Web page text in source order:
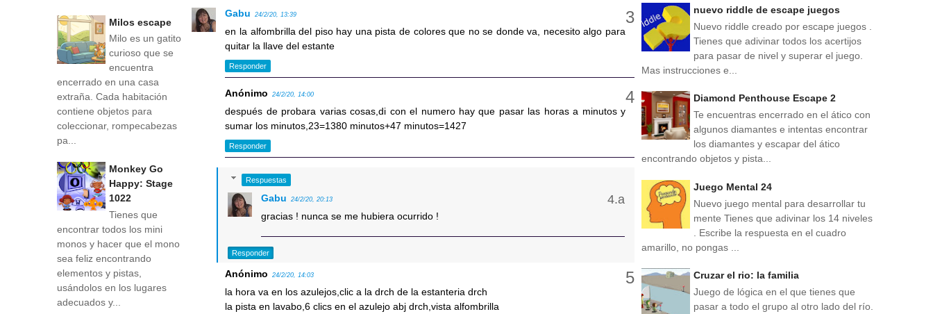
Gabu 24/2/20, 13:39
en la alfombrilla del piso hay una pista de colores que no se donde va, necesito algo para
quitar la llave del estante
Responder
Anónimo 24/2/20, 14:00
después de probara varias cosas,di con el numero hay que pasar las horas a minutos y
sumar los minutos,23=1380 minutos+47 minutos=1427
Responder
Respuestas
Gabu 24/2/20, 20:13
gracias ! nunca se me hubiera ocurrido !
Responder
Anónimo 24/2/20, 14:03
la hora va en los azulejos,clic a la drch de la estanteria drch
la pista en lavabo,6 clics en el azulejo abj drch,vista alfombrilla
Milos escape
Milo es un gatito
curioso que se
encuentra
encerrado en una casa
extraña. Cada habitación
contiene objetos para
coleccionar, rompecabezas
pa...
Monkey Go
Happy: Stage
1022
Tienes que
encontrar todos los mini
monos y hacer que el mono
sea feliz encontrando
elementos y pistas,
usándolos en los lugares
adecuados y...
nuevo riddle de escape juegos
Nuevo riddle creado por escape juegos .
Tienes que adivinar todos los acertijos
para pasar de nivel y superar el juego.
Mas instrucciones e...
Diamond Penthouse Escape 2
Te encuentras encerrado en el ático con
algunos diamantes e intentas encontrar
los diamantes y escapar del ático
encontrando objetos y pista...
Juego Mental 24
Nuevo juego mental para desarrollar tu
mente Tienes que adivinar los 14 niveles
. Escribe la respuesta en el cuadro
amarillo, no pongas ...
Cruzar el rio: la familia
Juego de lógica en el que tienes que
pasar a todo el grupo al otro lado del río.